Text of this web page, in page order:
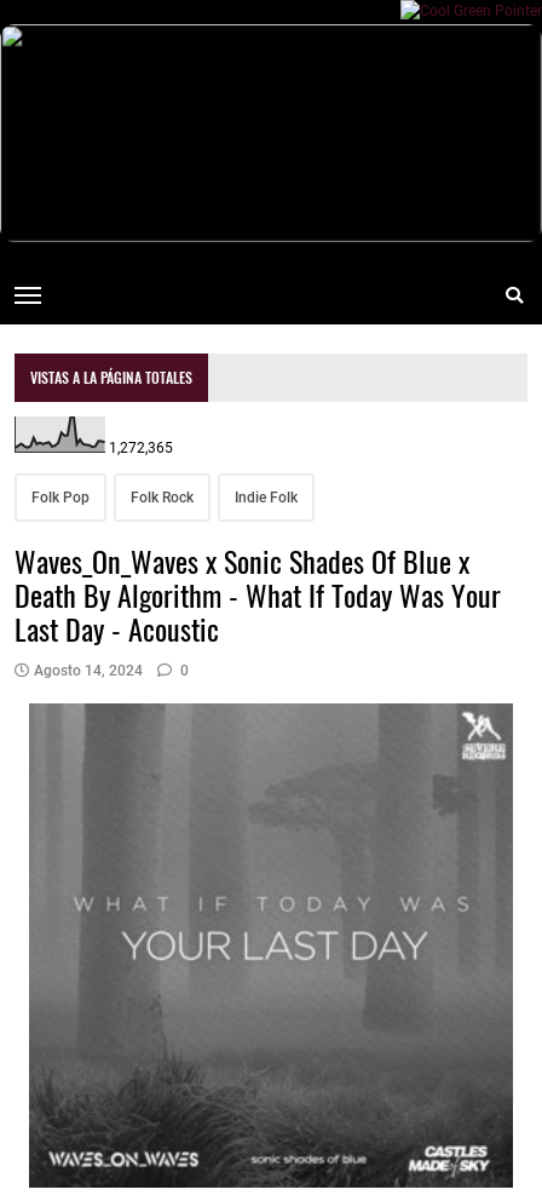
VISTAS A LA PÁGINA TOTALES
1,272,365
Folk Pop Folk Rock Indie Folk
Waves_On_Waves x Sonic Shades Of Blue x
Death By Algorithm - What If Today Was Your
Last Day - Acoustic
Agosto 14, 2024 0